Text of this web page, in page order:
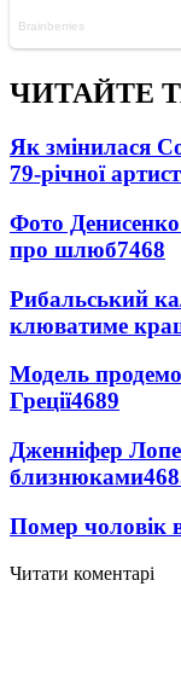
ЧИТАЙТЕ
Як змінилася
79-річної
Фото
про шлюб7468
Рибальський
клюватиме
Модель
Греції4689
Дженніфер
близнюками
Помер чоловік
Читати коментарі